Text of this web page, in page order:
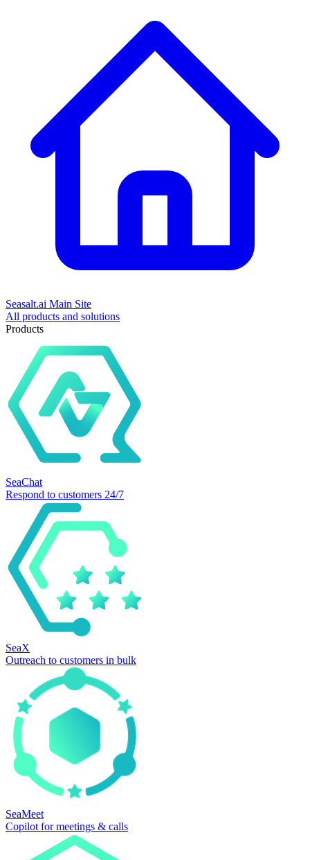
Seasalt.ai Main Site
All products and solutions
Products
SeaChat
Respond to customers 24/7
SeaX
Outreach to customers in bulk
SeaMeet
Copilot for meetings & calls